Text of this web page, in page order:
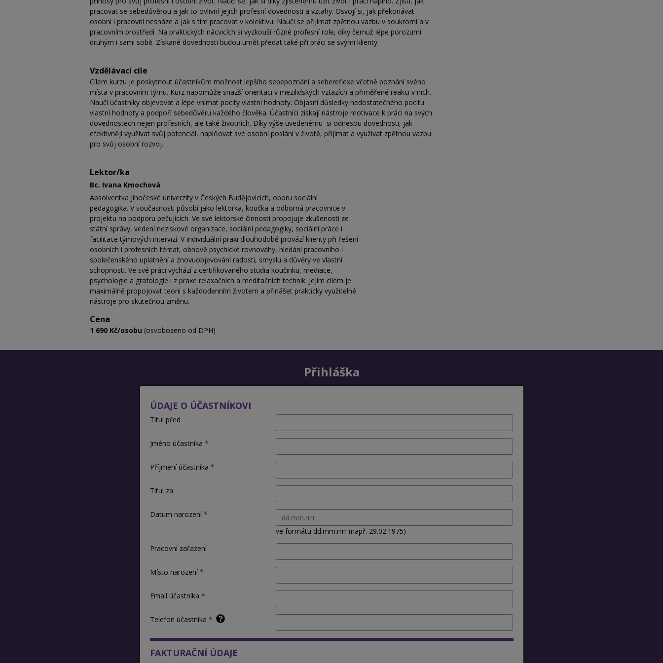
pracovat se sebedůvěrou a jak to ovlivní jejich profesní dovednosti a vztahy. Osvojí si, jak překonávat
osobní i pracovní nesnáze a jak s tím pracovat v kolektivu. Naučí se přijímat zpětnou vazbu v soukromí a v
pracovním prostředí. Na praktických nácvicích si vyzkouší různé profesní role, díky čemuž lépe porozumí
druhým i sami sobě. Získané dovednosti budou umět předat také při práci se svými klienty.
Vzdělávací cíle
Cílem kurzu je poskytnout účastníkům možnost lepšího sebepoznání a sebereflexe včetně poznání svého
místa v pracovním týmu. Kurz napomůže snazší orientaci v mezilidských vztazích a přiměřené reakci v nich.
Naučí účastníky objevovat a lépe vnímat pocity vlastní hodnoty. Objasní důsledky nedostatečného pocitu
vlastní hodnoty a podpoří sebedůvěru každého člověka. Účastníci získají nástroje motivace k práci na svých
dovednostech nejen profesních, ale také životních. Díky výše uvedenému si odnesou dovednosti, jak
efektivněji využívat svůj potenciál, naplňovat své osobní poslání v životě, přijímat a využívat zpětnou vazbu
pro svůj osobní rozvoj.
Lektor/ka
Bc. Ivana Kmochová
Absolventka Jihočeské univerzity v Českých Budějovicích, oboru sociální
pedagogika. V současnosti působí jako lektorka, koučka a odborná pracovnice v
projektu na podporu pečujících. Ve své lektorské činnosti propojuje zkušenosti ze
státní správy, vedení neziskové organizace, sociální pedagogiky, sociální práce i
facilitace týmových intervizí. V individuální praxi dlouhodobě provází klienty při řešení
osobních i profesních témat, obnově psychické rovnováhy, hledání pracovního i
společenského uplatnění a znovuobjevování radosti, smyslu a důvěry ve vlastní
schopnosti. Ve své práci vychází z certifikovaného studia koučinku, mediace,
psychologie a grafologie i z praxe relaxačních a meditačních technik. Jejím cílem je
maximálně propojovat teorii s každodenním životem a přinášet prakticky využitelné
nástroje pro skutečnou změnu.
Cena
1 690 Kč/osobu (osvobozeno od DPH)
Přihláška
ÚDAJE O ÚČASTNÍKOVI
Titul před
Jméno účastníka
Příjmení účastníka
Titul za
Datum narození
ve formátu dd.mm.rrrr (např. 29.02.1975)
Pracovní zařazení
Místo narození
Email účastníka
Telefon účastníka
FAKTURAČNÍ ÚDAJE